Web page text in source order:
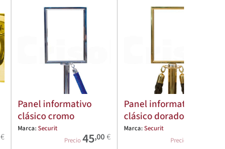
€
Panel informativo
clásico cromo
Marca:Securit
Precio45,00€
Panel informativo
clásico dorado
Marca:Securit
Precio